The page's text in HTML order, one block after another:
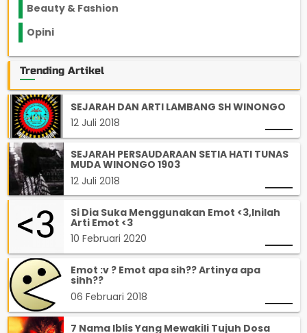
Beauty & Fashion
Opini
Trending Artikel
SEJARAH DAN ARTI LAMBANG SH WINONGO
12 Juli 2018
SEJARAH PERSAUDARAAN SETIA HATI TUNAS
MUDA WINONGO 1903
12 Juli 2018
Si Dia Suka Menggunakan Emot <3,Inilah
Arti Emot <3
10 Februari 2020
Emot :v ? Emot apa sih?? Artinya apa
sihh??
06 Februari 2018
7 Nama Iblis Yang Mewakili Tujuh Dosa